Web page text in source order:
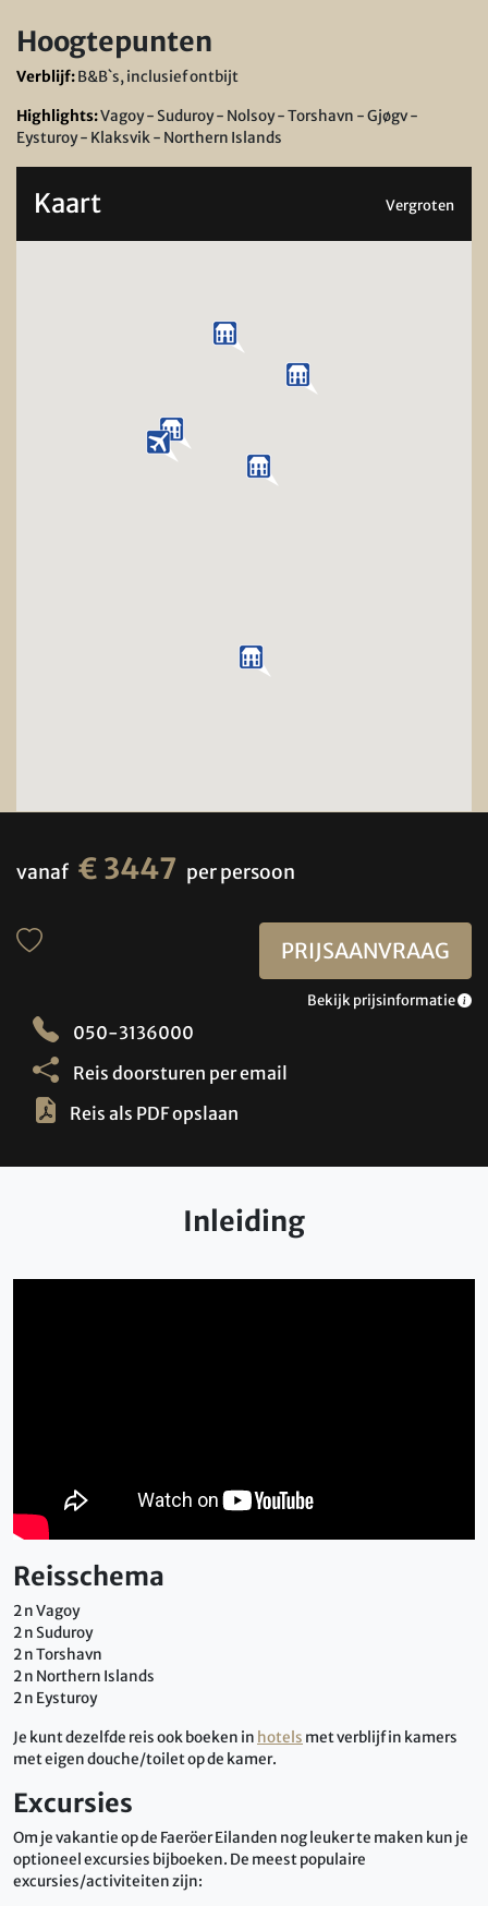
Hoogtepunten
Verblijf:B&B`s, inclusief ontbijt
Highlights:Vagoy - Suduroy - Nolsoy - Torshavn - Gjøgv -
Eysturoy - Klaksvik - Northern Islands
Kaart Vergroten
vanaf € 3447 per persoon
PRIJSAANVRAAG
Bekijk prijsinformatie
050-3136000
Reis doorsturen per email
Reis als PDF opslaan
Inleiding
Reisschema
2 n Vagoy
2 n Suduroy
2 n Torshavn
2 n Northern Islands
2 n Eysturoy
Je kunt dezelfde reis ook boeken in hotels met verblijf in kamers
met eigen douche/toilet op de kamer.
Excursies
Om je vakantie op de Faeröer Eilanden nog leuker te maken kun je
optioneel excursies bijboeken. De meest populaire
excursies/activiteiten zijn: